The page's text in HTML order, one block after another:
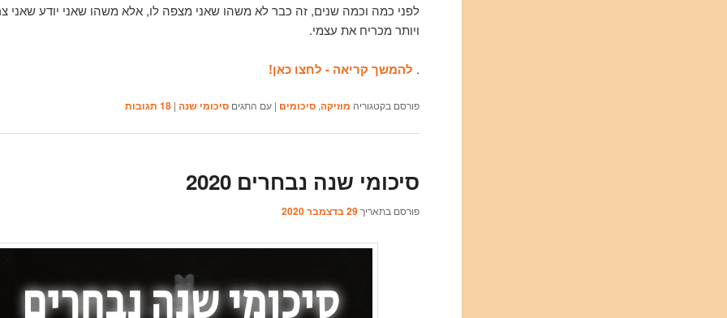
לפני כמה וכמה שנים, זה כבר לא משהו שאני מצפה לו, אלא משהו שאני יודע שאני
ויותר מכריח את עצמי.
. להמשך קריאה - לחצו כאן!
פורסם בקטגוריה מוזיקה,סיכומים |עם התגים סיכומי שנה |
18 תגובות
סיכומי שנה נבחרים 2020
פורסם בתאריך29 בדצמבר 2020